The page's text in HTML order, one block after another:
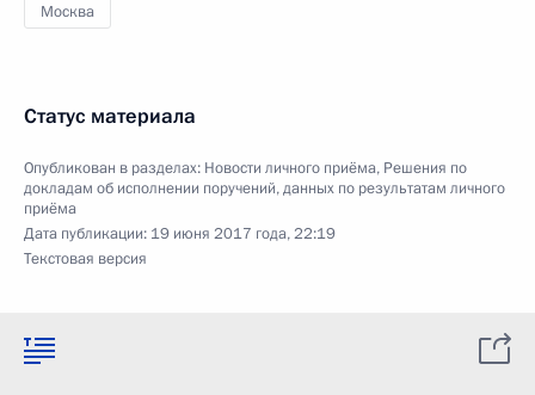
Москва
Статус материала
Опубликован в разделах: Новости личного приёма, Решения по
докладам об исполнении поручений, данных по результатам личного
приёма
Дата публикации: 19 июня 2017 года, 22:19
Текстовая версия